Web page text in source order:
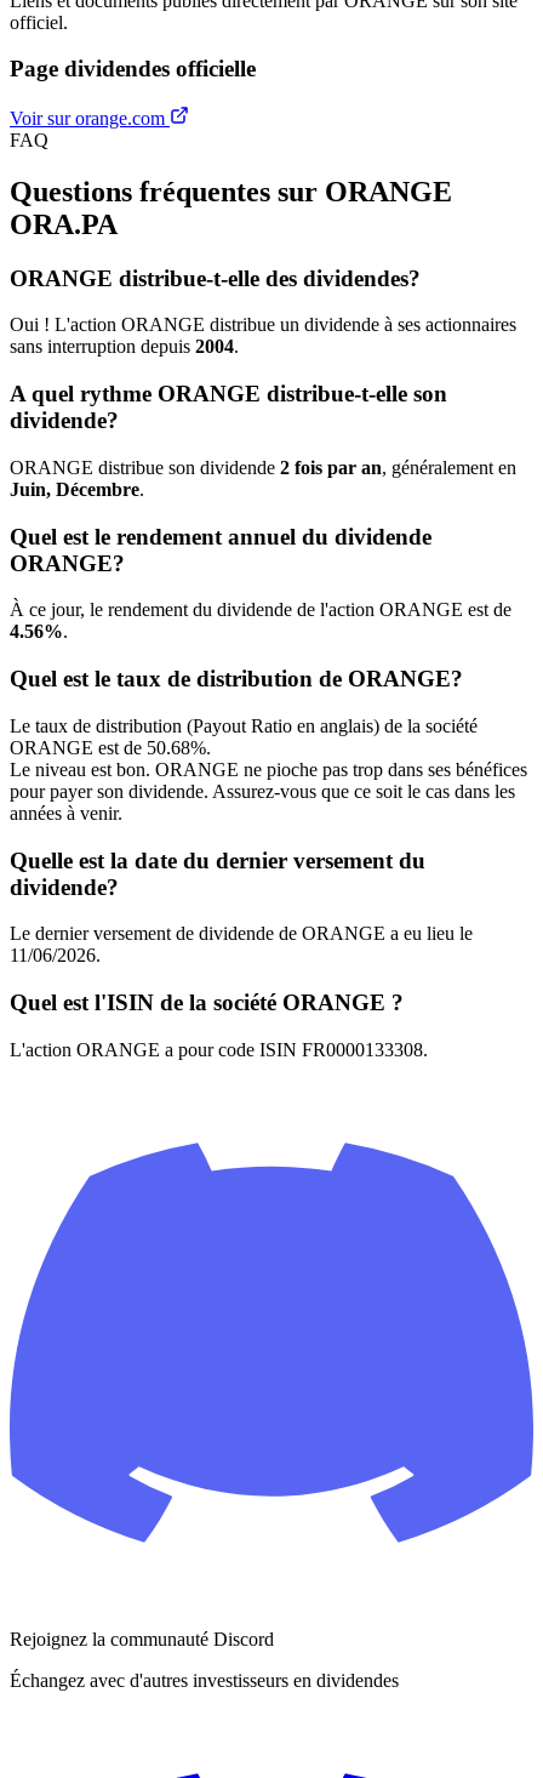
officiel.
Page dividendes officielle
Voir sur orange.com
FAQ
Questions fréquentes sur ORANGE
ORA.PA
ORANGE distribue-t-elle des dividendes?
Oui ! L'action ORANGE distribue un dividende à ses actionnaires
sans interruption depuis 2004.
A quel rythme ORANGE distribue-t-elle son
dividende?
ORANGE distribue son dividende 2 fois par an, généralement en
Juin, Décembre.
Quel est le rendement annuel du dividende
ORANGE?
À ce jour, le rendement du dividende de l'action ORANGE est de
4.56%.
Quel est le taux de distribution de ORANGE?
Le taux de distribution (Payout Ratio en anglais) de la société
ORANGE est de 50.68%.
Le niveau est bon. ORANGE ne pioche pas trop dans ses bénéfices
pour payer son dividende. Assurez-vous que ce soit le cas dans les
années à venir.
Quelle est la date du dernier versement du
dividende?
Le dernier versement de dividende de ORANGE a eu lieu le
11/06/2026.
Quel est l'ISIN de la société ORANGE ?
L'action ORANGE a pour code ISIN FR0000133308.
Rejoignez la communauté Discord
Échangez avec d'autres investisseurs en dividendes